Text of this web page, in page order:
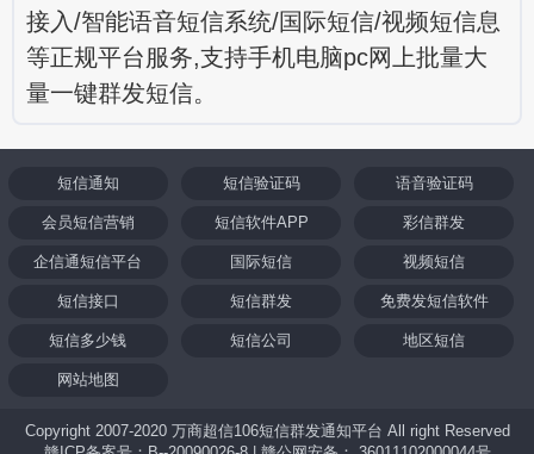
接入/智能语音短信系统/国际短信/视频短信息
等正规平台服务,支持手机电脑pc网上批量大
量一键群发短信。
短信通知 短信验证码 语音验证码
会员短信营销 短信软件APP 彩信群发
企信通短信平台 国际短信 视频短信
短信接口 短信群发 免费发短信软件
短信多少钱 短信公司 地区短信
网站地图
Copyright 2007-2020 万商超信106短信群发通知平台 All right Reserved